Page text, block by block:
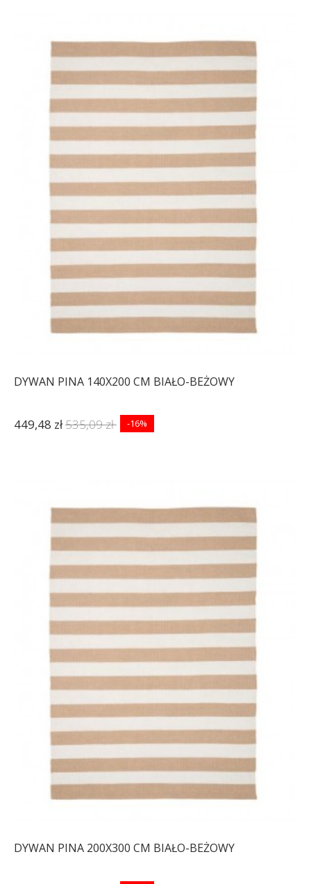
DYWAN PINA 140X200 CM BIAŁO-BEŻOWY
449,48 zł535,09 zł -16%
DYWAN PINA 200X300 CM BIAŁO-BEŻOWY